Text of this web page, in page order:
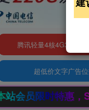
腾讯轻量4核4G3M服务
超低价文字广告
会员只需99元